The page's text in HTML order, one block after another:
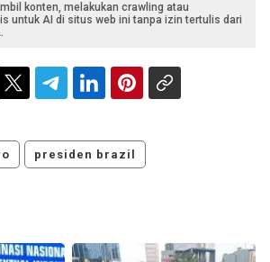
konten, melakukan crawling atau
untuk AI di situs web ini tanpa izin tertulis dari
presiden brazil